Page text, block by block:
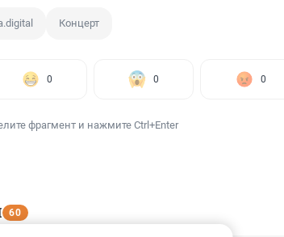
Концерт
0 0 0
фрагмент и нажмите Ctrl+Enter
60